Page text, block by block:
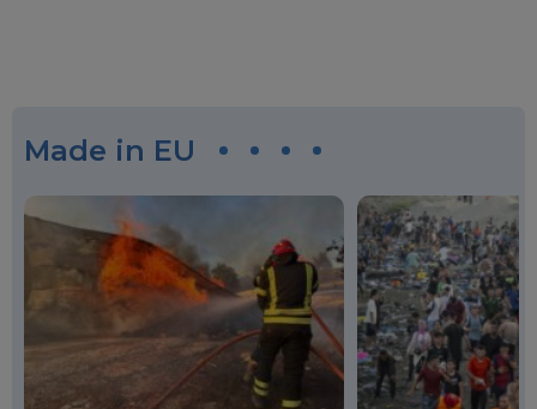
Made in EU